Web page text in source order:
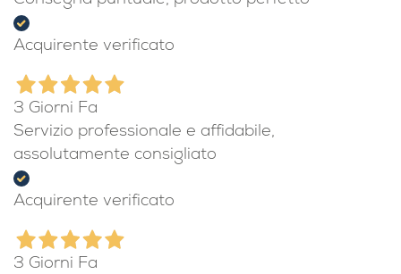
Acquirente verificato
3 Giorni Fa
Servizio professionale e affidabile,
assolutamente consigliato
Acquirente verificato
3 Giorni Fa